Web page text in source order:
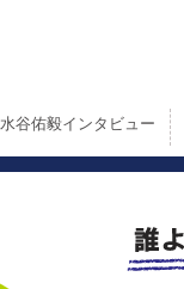
水谷佑毅インタビュー